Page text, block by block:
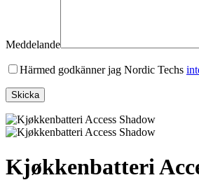
Meddelande
Härmed godkänner jag Nordic Techs
Kjøkkenbatteri